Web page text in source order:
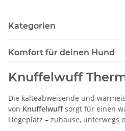
Kategorien
Komfort für deinen Hund
Knuffelwuff
Die kälteabweisende und
von Knuffelwuffsorgt für einen
Liegeplatz – zuhause, unterwegs